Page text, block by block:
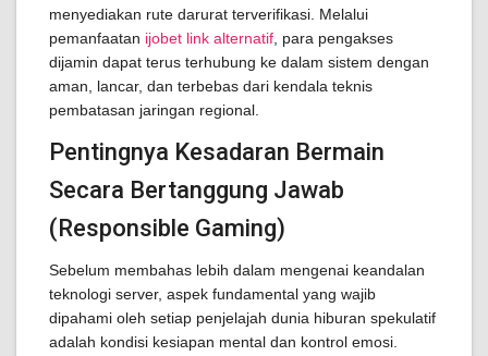
menyediakan rute darurat terverifikasi. Melalui
pemanfaatan ijobet link alternatif , para pengakses
dijamin dapat terus terhubung ke dalam sistem dengan
aman, lancar, dan terbebas dari kendala teknis
pembatasan jaringan regional.
Pentingnya Kesadaran Bermain
Secara Bertanggung Jawab
(Responsible Gaming)
Sebelum membahas lebih dalam mengenai keandalan
teknologi server, aspek fundamental yang wajib
dipahami oleh setiap penjelajah dunia hiburan spekulatif
adalah kondisi kesiapan mental dan kontrol emosi.